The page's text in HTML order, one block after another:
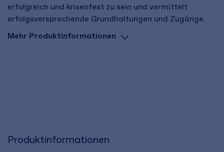
erfolgreich und krisenfest zu sein und vermittelt
erfolgsversprechende Grundhaltungen und Zugänge.
Mehr Produktinformationen
Produktinformationen